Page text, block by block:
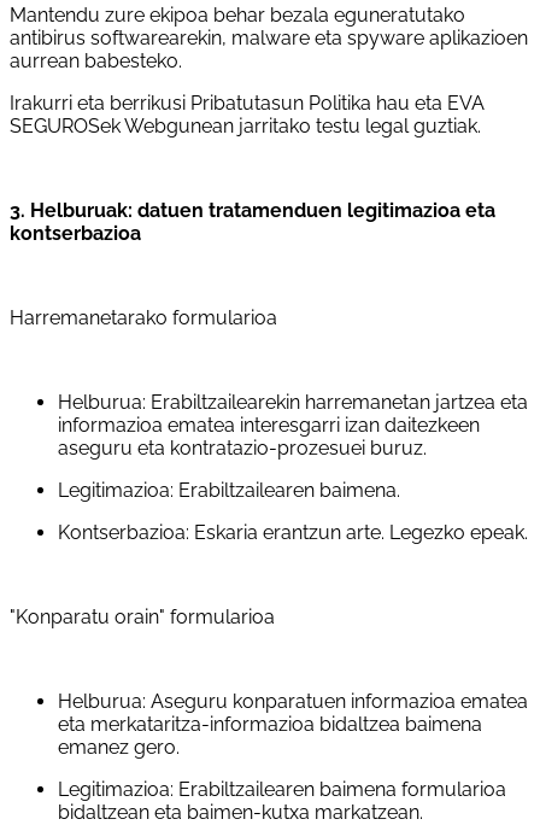
Mantendu zure ekipoa behar bezala eguneratutako
antibirus softwarearekin, malware eta spyware aplikazioen
aurrean babesteko.
Irakurri eta berrikusi Pribatutasun Politika hau eta EVA
SEGUROSek Webgunean jarritako testu legal guztiak.
3. Helburuak: datuen tratamenduen legitimazioa eta
kontserbazioa
Harremanetarako formularioa
Helburua: Erabiltzailearekin harremanetan jartzea eta
informazioa ematea interesgarri izan daitezkeen
aseguru eta kontratazio-prozesuei buruz.
Legitimazioa: Erabiltzailearen baimena.
Kontserbazioa: Eskaria erantzun arte. Legezko epeak.
"Konparatu orain" formularioa
Helburua: Aseguru konparatuen informazioa ematea
eta merkataritza-informazioa bidaltzea baimena
emanez gero.
Legitimazioa: Erabiltzailearen baimena formularioa
bidaltzean eta baimen-kutxa markatzean.